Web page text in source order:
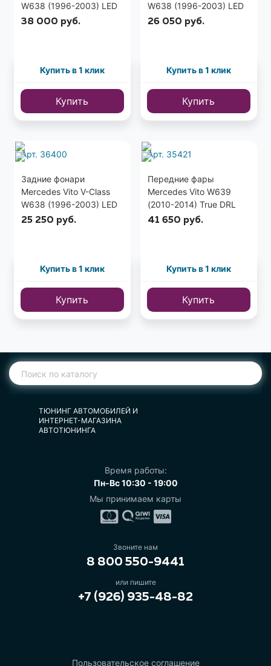
W638 (1996-2003) LED
тонированные
38 000 руб.
Купить в 1 клик
Купить
W638 (1996-2003) LED
красно-тонированные
26 050 руб.
Купить в 1 клик
Купить
Арт. 36400
Задние фонари
Mercedes Vito V-Class
W638 (1996-2003) LED
красно-белые
25 250 руб.
Купить в 1 клик
Купить
Арт. 35421
Передние фары
Mercedes Vito W639
(2010-2014) True DRL
хром
41 650 руб.
Купить в 1 клик
Купить
ТЮНИНГ АВТОМОБИЛЕЙ И
ИНТЕРНЕТ-МАГАЗИНА
АВТОТЮНИНГА
Время работы:
Пн-Вс 10:30 - 19:00
Мы принимаем карты
Звоните нам
8 800 550-9441
Пользовательское соглашение
или пишите
+7 (926) 935-48-82